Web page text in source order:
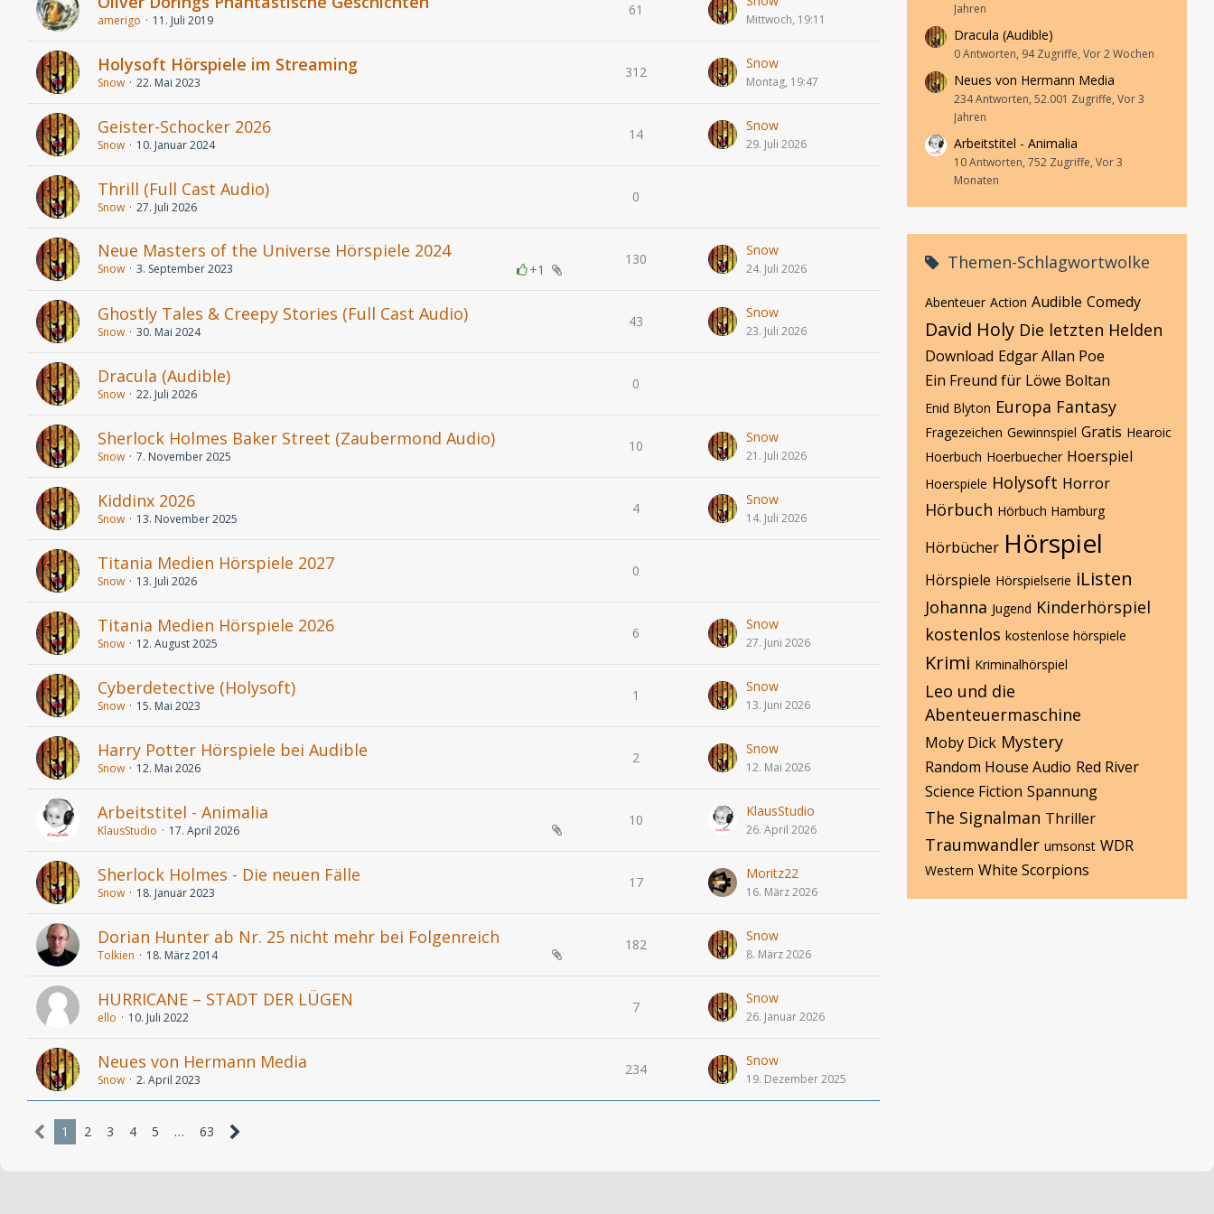
amerigo 11. Juli 2019
61
Mittwoch, 19:11
Holysoft Hörspiele im Streaming
Snow 22. Mai 2023
312
Snow
Montag, 19:47
Geister-Schocker 2026
Snow 10. Januar 2024
14
Snow
29. Juli 2026
Thrill (Full Cast Audio)
Snow 27. Juli 2026
0
Neue Masters of the Universe Hörspiele 2024
+1
Snow 3. September 2023
130
Snow
24. Juli 2026
Ghostly Tales & Creepy Stories (Full Cast Audio)
Snow 30. Mai 2024
43
Snow
23. Juli 2026
Dracula (Audible)
Snow 22. Juli 2026
0
Sherlock Holmes Baker Street (Zaubermond Audio)
Snow 7. November 2025
10
Snow
21. Juli 2026
Kiddinx 2026
Snow 13. November 2025
4
Snow
14. Juli 2026
Titania Medien Hörspiele 2027
Snow 13. Juli 2026
0
Titania Medien Hörspiele 2026
Snow 12. August 2025
6
Snow
27. Juni 2026
Cyberdetective (Holysoft)
Snow 15. Mai 2023
1
Snow
13. Juni 2026
Harry Potter Hörspiele bei Audible
Snow 12. Mai 2026
2
Snow
12. Mai 2026
Arbeitstitel - Animalia
KlausStudio 17. April 2026
10
KlausStudio
26. April 2026
Sherlock Holmes - Die neuen Fälle
Snow 18. Januar 2023
17
Moritz22
16. März 2026
Dorian Hunter ab Nr. 25 nicht mehr bei Folgenreich
Tolkien 18. März 2014
182
Snow
8. März 2026
HURRICANE – STADT DER LÜGEN
ello 10. Juli 2022
7
Snow
26. Januar 2026
Neues von Hermann Media
Snow 2. April 2023
234
Snow
19. Dezember 2025
1 2 3 4 5 … 63
Jahren
Dracula (Audible)
0 Antworten, 94 Zugriffe, Vor 2 Wochen
Neues von Hermann Media
234 Antworten, 52.001 Zugriffe, Vor 3
Jahren
Arbeitstitel - Animalia
10 Antworten, 752 Zugriffe, Vor 3
Monaten
Themen-Schlagwortwolke
Abenteuer Action Audible Comedy
David Holy Die letzten Helden
Download Edgar Allan Poe
Ein Freund für Löwe Boltan
Enid Blyton Europa Fantasy
Fragezeichen Gewinnspiel Gratis Hearoic
Hoerbuch Hoerbuecher Hoerspiel
Hoerspiele Holysoft Horror
Hörbuch Hörbuch Hamburg
Hörbücher Hörspiel
Hörspiele Hörspielserie iListen
Johanna Jugend Kinderhörspiel
kostenlos kostenlose hörspiele
Krimi Kriminalhörspiel
Leo und die
Abenteuermaschine
Moby Dick Mystery
Random House Audio Red River
Science Fiction Spannung
The Signalman Thriller
Traumwandler umsonst WDR
Western White Scorpions